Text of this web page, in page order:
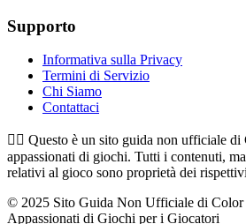
Supporto
Informativa sulla Privacy
Termini di Servizio
Chi Siamo
Contattaci
👉🏻 Questo è un sito guida non ufficiale di
appassionati di giochi. Tutti i contenuti,
relativi al gioco sono proprietà dei
© 2025 Sito Guida Non Ufficiale di Color
Appassionati di Giochi per i Giocatori